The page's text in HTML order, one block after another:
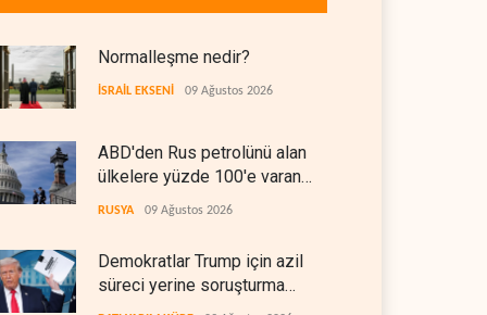
Normalleşme nedir?
İSRAİL EKSENİ 09 Ağustos 2026
ABD'den Rus petrolünü alan
ülkelere yüzde 100'e varan
gümrük vergisi
RUSYA 09 Ağustos 2026
Demokratlar Trump için azil
süreci yerine soruşturma
hazırlıyor